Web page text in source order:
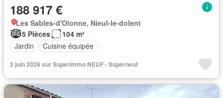
188 917 €
Les Sables-d'Olonne, Nieul-le-dolent
5 Pièces
104 m²
Jardin
Cuisine équipée
3 juin 2026 sur Superimmo NEUF - Superneuf